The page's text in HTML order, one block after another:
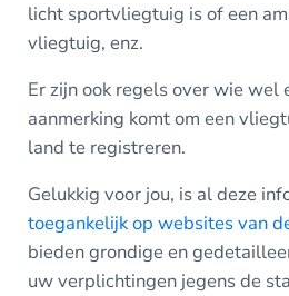
licht sportvliegtuig is of een
vliegtuig, enz.
Er zijn ook regels over wie wel
aanmerking komt om een
land te registreren.
Gelukkig voor jou, is al deze
toegankelijk op websites van
bieden grondige en
uw verplichtingen jegens de